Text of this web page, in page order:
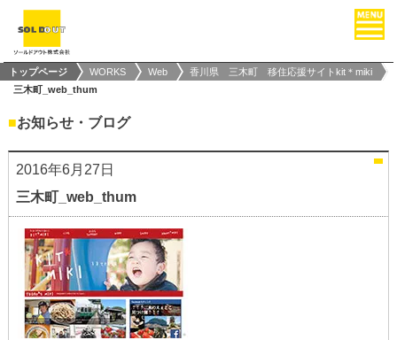
トップページ WORKS Web
香川県 三木町 移住応援サイトkit＊miki
三木町_web_thum
■お知らせ・ブログ
2016年6月27日
三木町_web_thum